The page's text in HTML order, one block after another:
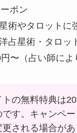
ポン
術やタロットに
占星術・タロッ
〜（占い師によ
トの無料特典は
です。キャンペ
される場合があ